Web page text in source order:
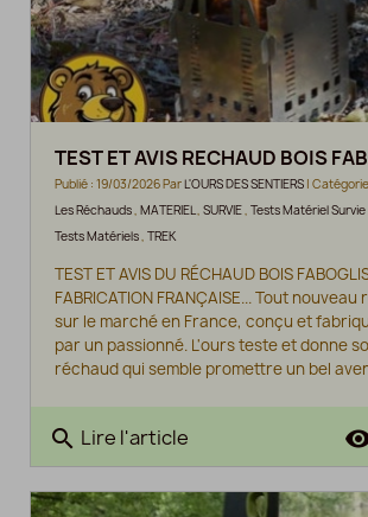
TEST ET AVIS RECHAUD BOIS
Publié : 19/03/2026 ParL'OURS DES SENTIERS |
Les Réchauds, MATERIEL, SURVIE, Tests Matériel Survie
Tests Matériels, TREK
TEST ET AVIS DU RÉCHAUD BOIS
FABRICATION FRANÇAISE... Tout
sur le marché en France, conçu et
par un passionné. L'ours teste et donne
réchaud qui semble promettre un bel
search Lire l'article